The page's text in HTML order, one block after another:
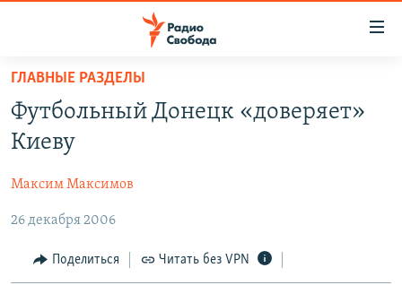
упрощенного
доступа
Вернуться
основному
Вернутся
главной
ПРОГРАММЫ
ПОДКАСТЫ
АВТОРСКИЕ ПРОЕКТЫ
ЦИТАТЫ СВОБОДЫ
МНЕНИЯ
КУЛЬТУРА
ГЛАВНЫЕ РАЗДЕЛЫ
Футбольный Донецк «доверяет»
Киеву
Максим Максимов
26 декабря 2006
Поделиться Читать без VPN